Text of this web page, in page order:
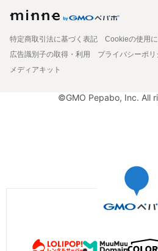
特定商取引法に基づく表記
Cookieの使用
広告識別子の取得・利用
プライバシーポリ
メディアキット
©GMO Pepabo, Inc. All